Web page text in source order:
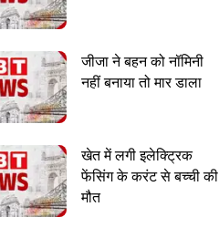
जीजा ने बहन को नॉमिनी
नहीं बनाया तो मार डाला
खेत में लगी इलेक्ट्रिक
फेंसिंग के करंट से बच्ची की
मौत